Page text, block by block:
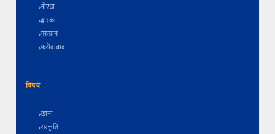
नोएडा
द्वारका
गुरुग्राम
फरीदाबाद
विषय
खाना
संस्कृति